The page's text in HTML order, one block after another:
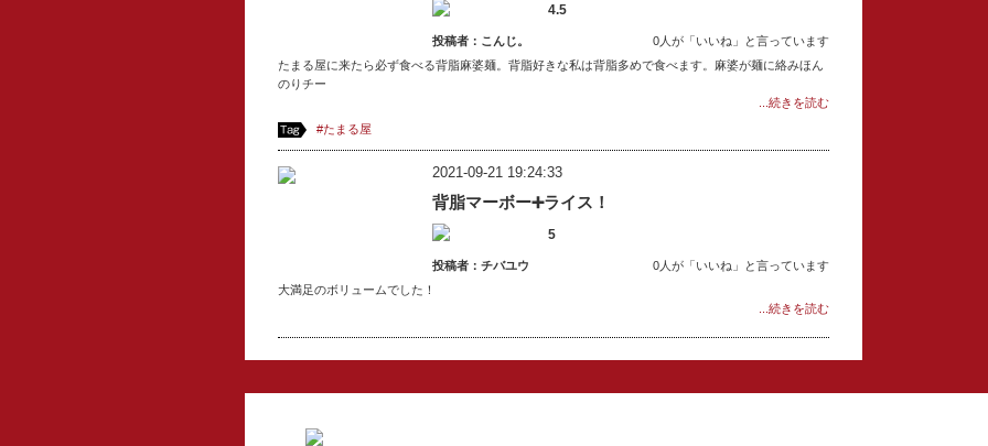
4.5
投稿者： こんじ。
0人が「いいね」と言っています
たまる屋に来たら必ず食べる背脂麻婆麺。背脂好きな私は背脂多めで食べます。麻婆が麺に絡みほん
のりチー
...続きを読む
#たまる屋
2021-09-21 19:24:33
背脂マーボー➕ライス！
5
投稿者： チバユウ
0人が「いいね」と言っています
大満足のボリュームでした！
...続きを読む